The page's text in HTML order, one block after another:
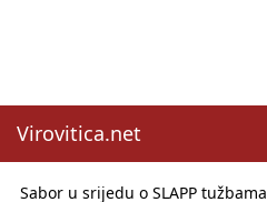
Virovitica.net
Sabor u srijedu o SLAPP tužbama